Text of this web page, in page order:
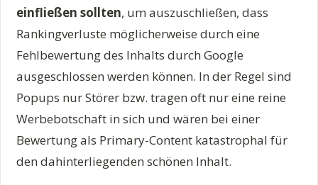
einfließen sollten, um auszuschließen, dass
Rankingverluste möglicherweise durch eine
Fehlbewertung des Inhalts durch Google
ausgeschlossen werden können. In der Regel sind
Popups nur Störer bzw. tragen oft nur eine reine
Werbebotschaft in sich und wären bei einer
Bewertung als Primary-Content katastrophal für
den dahinterliegenden schönen Inhalt.